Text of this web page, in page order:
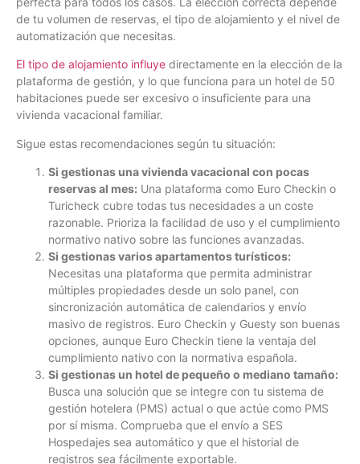
de tu volumen de reservas, el tipo de alojamiento y el nivel de
automatización que necesitas.
El tipo de alojamiento influye directamente en la elección de la
plataforma de gestión, y lo que funciona para un hotel de 50
habitaciones puede ser excesivo o insuficiente para una
vivienda vacacional familiar.
Sigue estas recomendaciones según tu situación:
Si gestionas una vivienda vacacional con pocas
reservas al mes: Una plataforma como Euro Checkin o
Turicheck cubre todas tus necesidades a un coste
razonable. Prioriza la facilidad de uso y el cumplimiento
normativo nativo sobre las funciones avanzadas.
Si gestionas varios apartamentos turísticos:
Necesitas una plataforma que permita administrar
múltiples propiedades desde un solo panel, con
sincronización automática de calendarios y envío
masivo de registros. Euro Checkin y Guesty son buenas
opciones, aunque Euro Checkin tiene la ventaja del
cumplimiento nativo con la normativa española.
Si gestionas un hotel de pequeño o mediano tamaño:
Busca una solución que se integre con tu sistema de
gestión hotelera (PMS) actual o que actúe como PMS
por sí misma. Comprueba que el envío a SES
Hospedajes sea automático y que el historial de
registros sea fácilmente exportable.